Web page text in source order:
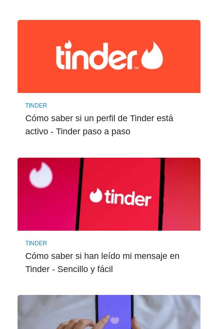
TINDER
Cómo saber si un perfil de Tinder está
activo - Tinder paso a paso
TINDER
Cómo saber si han leído mi mensaje en
Tinder - Sencillo y fácil